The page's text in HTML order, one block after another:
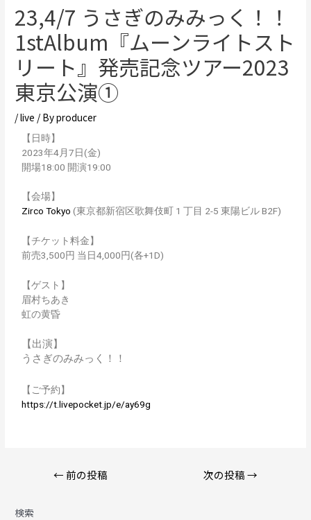
23,4/7 うさぎのみみっく！！
1stAlbum『ムーンライトスト
リート』発売記念ツアー2023
東京公演①
/live / Byproducer
【日時】
2023年4月7日(金)
開場18:00 開演19:00
【会場】
Zirco Tokyo (東京都新宿区歌舞伎町 1 丁目 2-5 東陽ビル B2F)
【チケット料金】
前売3,500円 当日4,000円(各+1D)
【ゲスト】
眉村ちあき
虹の黄昏
【出演】
うさぎのみみっく！！
【ご予約】
https://t.livepocket.jp/e/ay69g
← 前の投稿 次の投稿→
検索